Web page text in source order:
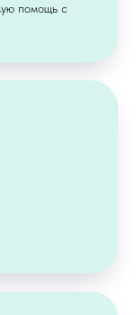
помощь с